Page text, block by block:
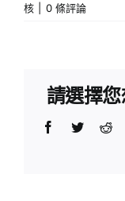
核
0 條評論
請選擇
Facebook
Twitter